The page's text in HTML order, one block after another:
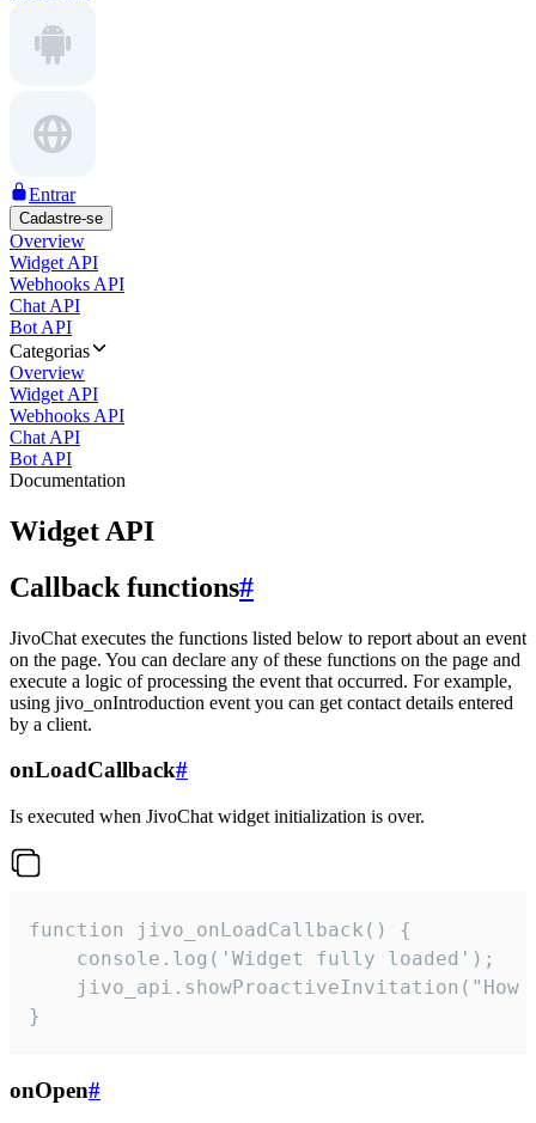
Entrar
Cadastre-se
Overview
Widget API
Webhooks API
Chat API
Bot API
Categorias
Overview
Widget API
Webhooks API
Chat API
Bot API
Documentation
Widget API
Callback functions#
JivoChat executes the functions listed below to report about an event
on the page. You can declare any of these functions on the page and
execute a logic of processing the event that occurred. For example,
using jivo_onIntroduction event you can get contact details entered
by a client.
onLoadCallback#
Is executed when JivoChat widget initialization is over.
function jivo_onLoadCallback() {
    console.log('Widget fully loaded');
jivo_api.showProactiveInvitation("How
}
onOpen#